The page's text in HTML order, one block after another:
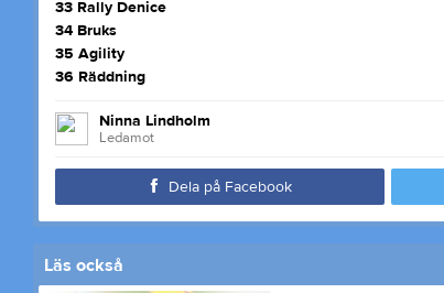
33 Rally Denice
34 Bruks
35 Agility
36 Räddning
Ninna Lindholm
Ledamot
Dela på Facebook
Läs också